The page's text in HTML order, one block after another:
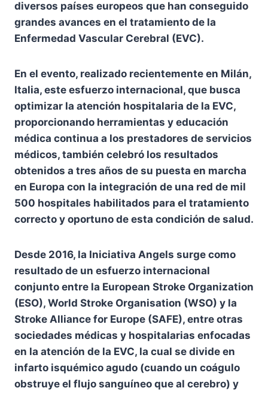
diversos países europeos que han conseguido
grandes avances en el tratamiento de la
Enfermedad Vascular Cerebral (EVC).
En el evento, realizado recientemente en Milán,
Italia, este esfuerzo internacional, que busca
optimizar la atención hospitalaria de la EVC,
proporcionando herramientas y educación
médica continua a los prestadores de servicios
médicos, también celebró los resultados
obtenidos a tres años de su puesta en marcha
en Europa con la integración de una red de mil
500 hospitales habilitados para el tratamiento
correcto y oportuno de esta condición de salud.
Desde 2016, la Iniciativa Angels surge como
resultado de un esfuerzo internacional
conjunto entre la European Stroke Organization
(ESO), World Stroke Organisation (WSO) y la
Stroke Alliance for Europe (SAFE), entre otras
sociedades médicas y hospitalarias enfocadas
en la atención de la EVC, la cual se divide en
infarto isquémico agudo (cuando un coágulo
obstruye el flujo sanguíneo que al cerebro) y